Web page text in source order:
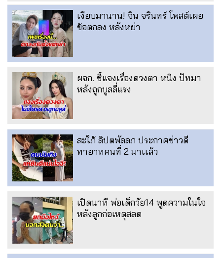
เงียบมานาน! จิน จรินทร์ โพสต์เผย
ข้อตกลง หลังหย่า
ผจก. ชี้แจงเรื่องดวงตา หนิง ปัทมา
หลังถูกบูลลี่แรง
สะใภ้ ลิปตพัลลภ ประกาศข่าวดี
ทายาทคนที่ 2 มาเเล้ว
เปิดนาที พ่อเด็กวัย14 พูดความในใจ
หลังลูกก่อเหตุสลด